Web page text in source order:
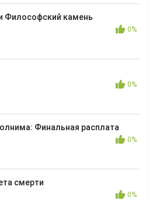
Философский камень
0%
0%
Финальная расплата
0%
смерти
0%